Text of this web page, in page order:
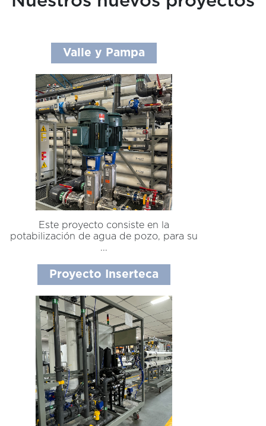
Valle y Pampa
Este proyecto consiste en la
potabilización de agua de pozo, para su
...
Proyecto Inserteca